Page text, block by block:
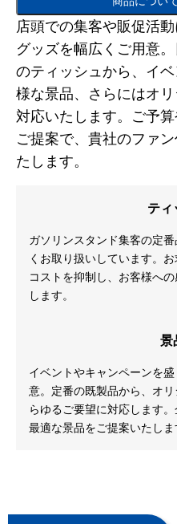
店頭での集客や販促活
グッズを幅広くご用意
のティッシュから、イ
様な景品、さらにはオ
対応いたします。ご予
ご提案で、貴社のファ
たします。
ティ
ガソリンスタンド集客の定
くお取り扱いしています。
コストを抑制し、お客様へ
します。
景
イベントやキャンペーンを
意。定番の既製品から、オ
らゆるご要望に対応します
最適な景品をご提案いたしま